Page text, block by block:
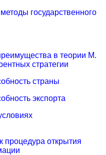
государственного
в теории М.
стратегии
страны
экспорта
процедура открытия